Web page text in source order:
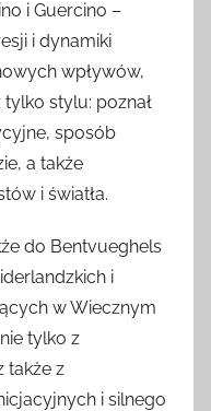
i Guercino –
i dynamiki
wpływów,
tylko stylu: poznał
sposób
a także
i światła.
do Bentvueghels
i
w Wiecznym
tylko z
także z
i silnego